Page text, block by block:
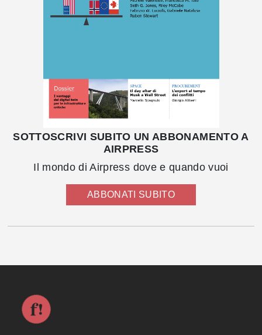
SOTTOSCRIVI SUBITO UN ABBONAMENTO A
AIRPRESS
Il mondo di Airpress dove e quando vuoi
ABBONATI SUBITO